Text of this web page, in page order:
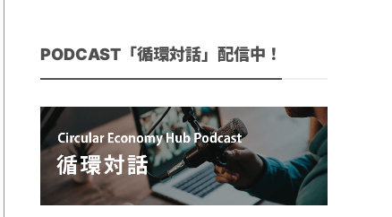
PODCAST「循環対話」配信中！